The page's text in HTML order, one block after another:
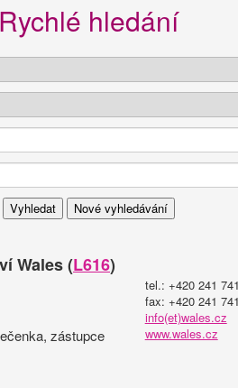
Rychlé hledání
Wales (L616)
zástupce
tel.: +420 241
fax: +420 241
info(et)wales.cz
www.wales.cz